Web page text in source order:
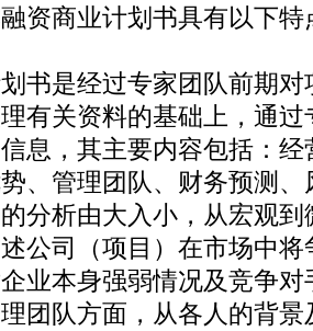
资商业计划书具有以下特
是经过专家团队前期对
有关资料的基础上，通
息，其主要内容包括：
、管理团队、财务预测
分析由大入小，从宏观
公司（项目）在市场中
业本身强弱情况及竞争
团队方面，从各人的背